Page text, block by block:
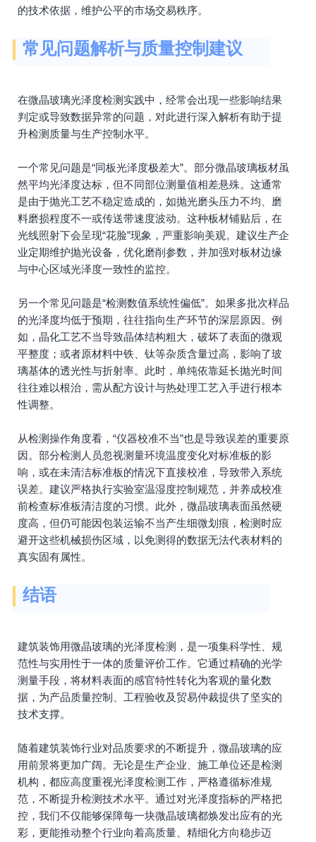
的技术依据，维护公平的市场交易秩序。
常见问题解析与质量控制建议
在微晶玻璃光泽度检测实践中，经常会出现一些影响结果
判定或导致数据异常的问题，对此进行深入解析有助于提
升检测质量与生产控制水平。
一个常见问题是“同板光泽度极差大”。部分微晶玻璃板材虽
然平均光泽度达标，但不同部位测量值相差悬殊。这通常
是由于抛光工艺不稳定造成的，如抛光磨头压力不均、磨
料磨损程度不一或传送带速度波动。这种板材铺贴后，在
光线照射下会呈现“花脸”现象，严重影响美观。建议生产企
业定期维护抛光设备，优化磨削参数，并加强对板材边缘
与中心区域光泽度一致性的监控。
另一个常见问题是“检测数值系统性偏低”。如果多批次样品
的光泽度均低于预期，往往指向生产环节的深层原因。例
如，晶化工艺不当导致晶体结构粗大，破坏了表面的微观
平整度；或者原材料中铁、钛等杂质含量过高，影响了玻
璃基体的透光性与折射率。此时，单纯依靠延长抛光时间
往往难以根治，需从配方设计与热处理工艺入手进行根本
性调整。
从检测操作角度看，“仪器校准不当”也是导致误差的重要原
因。部分检测人员忽视测量环境温度变化对标准板的影
响，或在未清洁标准板的情况下直接校准，导致带入系统
误差。建议严格执行实验室温湿度控制规范，并养成校准
前检查标准板清洁度的习惯。此外，微晶玻璃表面虽然硬
度高，但仍可能因包装运输不当产生细微划痕，检测时应
避开这些机械损伤区域，以免测得的数据无法代表材料的
真实固有属性。
结语
建筑装饰用微晶玻璃的光泽度检测，是一项集科学性、规
范性与实用性于一体的质量评价工作。它通过精确的光学
测量手段，将材料表面的感官特性转化为客观的量化数
据，为产品质量控制、工程验收及贸易仲裁提供了坚实的
技术支撑。
随着建筑装饰行业对品质要求的不断提升，微晶玻璃的应
用前景将更加广阔。无论是生产企业、施工单位还是检测
机构，都应高度重视光泽度检测工作，严格遵循标准规
范，不断提升检测技术水平。通过对光泽度指标的严格把
控，我们不仅能够保障每一块微晶玻璃都焕发出应有的光
彩，更能推动整个行业向着高质量、精细化方向稳步迈